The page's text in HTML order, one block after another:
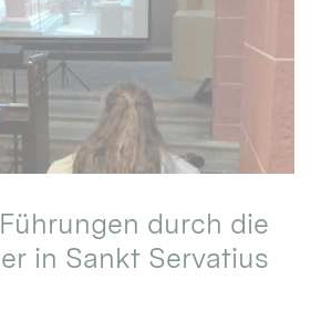
durch die
in Sankt Servatius